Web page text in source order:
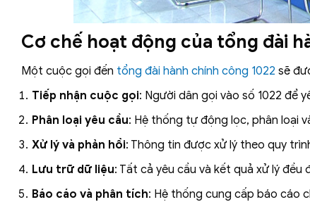
Cơ chế hoạt động của tổng đài
Một cuộc gọi đến tổng đài hành chính công 1022 sẽ
Tiếp nhận cuộc gọi: Người dân gọi vào số 1022 để
Phân loại yêu cầu: Hệ thống tự động lọc, phân loại
Xử lý và phản hồi: Thông tin được xử lý theo quy
Lưu trữ dữ liệu: Tất cả yêu cầu và kết quả xử lý
Báo cáo và phân tích: Hệ thống cung cấp báo cáo